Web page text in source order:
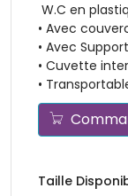
W.C en
• Avec
• Avec
• Cuvette
•
Taille